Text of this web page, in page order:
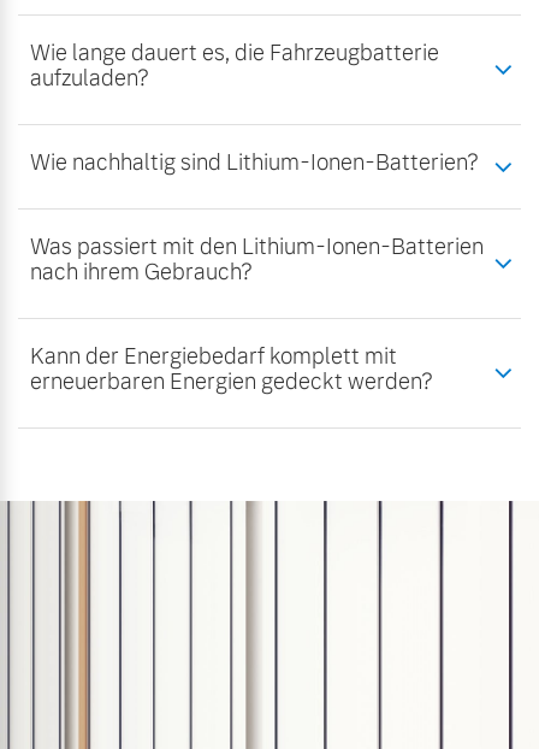
Wie lange dauert es, die Fahrzeugbatterie
aufzuladen?
Wie nachhaltig sind Lithium-Ionen-Batterien?
Was passiert mit den Lithium-Ionen-Batterien
nach ihrem Gebrauch?
Kann der Energiebedarf komplett mit
erneuerbaren Energien gedeckt werden?